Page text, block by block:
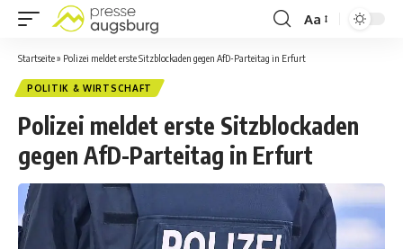
Aa
Startseite» Polizei meldet erste Sitzblockaden gegen AfD-Parteitag in Erfurt
POLITIK & WIRTSCHAFT
Polizei meldet erste Sitzblockaden
gegen AfD-Parteitag in Erfurt